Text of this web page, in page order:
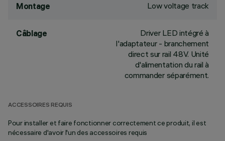
Montage Low voltage track
Câblage
Driver LED intégré à
l'adaptateur - branchement
direct sur rail 48V. Unité
d'alimentation du rail à
commander séparément.
ACCESSOIRES REQUIS
Pour installer et faire fonctionner correctement ce produit, il est
nécessaire d'avoir l'un des accessoires requis